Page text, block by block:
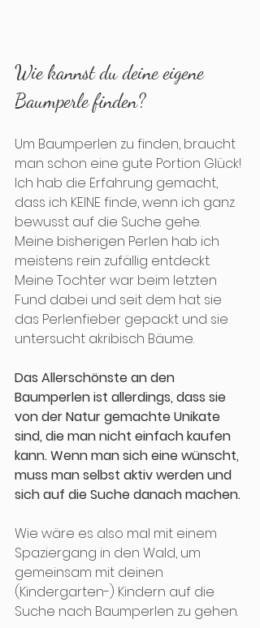
Wie kannst du deine eigene
Baumperle finden?
Um Baumperlen zu finden, braucht
man schon eine gute Portion Glück!
Ich hab die Erfahrung gemacht,
dass ich KEINE finde, wenn ich ganz
bewusst auf die Suche gehe.
Meine bisherigen Perlen hab ich
meistens rein zufällig entdeckt.
Meine Tochter war beim letzten
Fund dabei und seit dem hat sie
das Perlenfieber gepackt und sie
untersucht akribisch Bäume.
Das Allerschönste an den
Baumperlen ist allerdings, dass sie
von der Natur gemachte Unikate
sind, die man nicht einfach kaufen
kann. Wenn man sich eine wünscht,
muss man selbst aktiv werden und
sich auf die Suche danach machen.
Wie wäre es also mal mit einem
Spaziergang in den Wald, um
gemeinsam mit deinen
(Kindergarten-) Kindern auf die
Suche nach Baumperlen zu gehen.